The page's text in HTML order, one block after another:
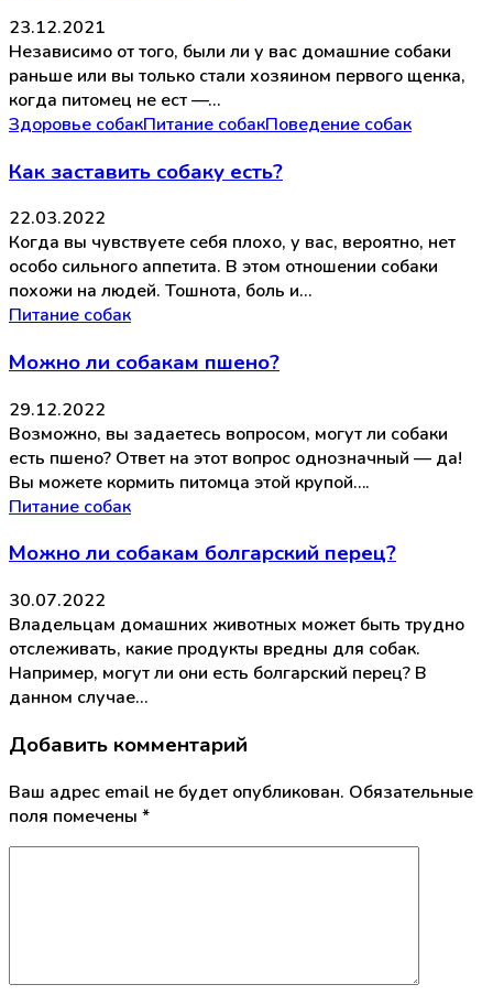
23.12.2021
Независимо от того, были ли у вас домашние собаки
раньше или вы только стали хозяином первого щенка,
когда питомец не ест —…
Здоровье собакПитание собакПоведение собак
Как заставить собаку есть?
22.03.2022
Когда вы чувствуете себя плохо, у вас, вероятно, нет
особо сильного аппетита. В этом отношении собаки
похожи на людей. Тошнота, боль и…
Питание собак
Можно ли собакам пшено?
29.12.2022
Возможно, вы задаетесь вопросом, могут ли собаки
есть пшено? Ответ на этот вопрос однозначный — да!
Вы можете кормить питомца этой крупой….
Питание собак
Можно ли собакам болгарский перец?
30.07.2022
Владельцам домашних животных может быть трудно
отслеживать, какие продукты вредны для собак.
Например, могут ли они есть болгарский перец? В
данном случае…
Добавить комментарий
Ваш адрес email не будет опубликован. Обязательные
поля помечены *